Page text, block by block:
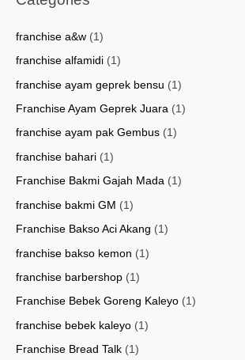
franchise a&w (1)
franchise alfamidi (1)
franchise ayam geprek bensu (1)
Franchise Ayam Geprek Juara (1)
franchise ayam pak Gembus (1)
franchise bahari (1)
Franchise Bakmi Gajah Mada (1)
franchise bakmi GM (1)
Franchise Bakso Aci Akang (1)
franchise bakso kemon (1)
franchise barbershop (1)
Franchise Bebek Goreng Kaleyo (1)
franchise bebek kaleyo (1)
Franchise Bread Talk (1)